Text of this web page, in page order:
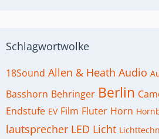
Schlagwortwolke
18Sound Allen & Heath Audio
Basshorn Behringer Berlin
Endstufe EV Film Fluter Horn
lautsprecher LED Licht